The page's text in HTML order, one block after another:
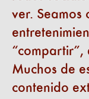
ver. Seamos
“compartir”,
Muchos de
contenido